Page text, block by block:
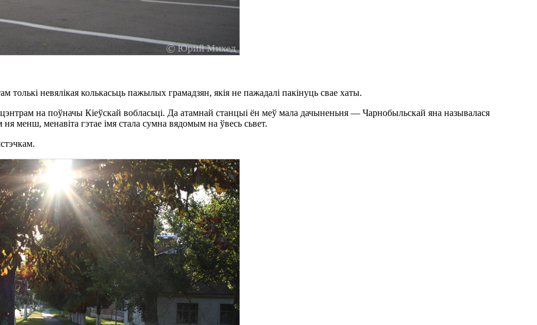
невялікая колькасьць пажылых грамадзян, якія не пажадалі пакінуць свае хаты.
на поўначы Кіеўскай вобласьці. Да атамнай станцыі ён меў мала дачыненьня — Чарнобыльскай яна называлася
менш, менавіта гэтае імя стала сумна вядомым на ўвесь сьвет.